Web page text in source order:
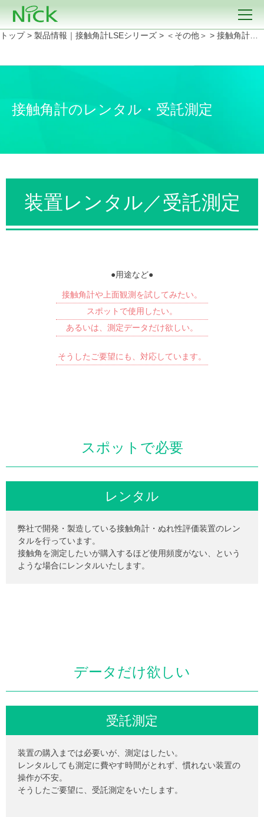
トップ> 製品情報｜接触角計LSEシリーズ > ＜その他＞ > 接触角計のレンタル／受託測定
接触角計のレンタル・受託測定
装置レンタル／受託測定
●用途など●
接触角計や上面観測を試してみたい。
スポットで使用したい。
あるいは、測定データだけ欲しい。
そうしたご要望にも、対応しています。
スポットで必要
レンタル
弊社で開発・製造している接触角計・ぬれ性評価装置のレン
タルを行っています。
接触角を測定したいが購入するほど使用頻度がない、という
ような場合にレンタルいたします。
データだけ欲しい
受託測定
装置の購入までは必要いが、測定はしたい。
レンタルしても測定に費やす時間がとれず、慣れない装置の
操作が不安。
そうしたご要望に、受託測定をいたします。